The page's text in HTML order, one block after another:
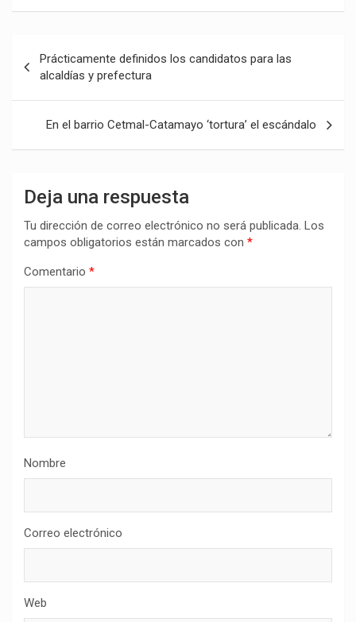
de
entradas
Prácticamente definidos los candidatos para las
alcaldías y prefectura
En el barrio Cetmal-Catamayo ‘tortura’ el escándalo
Deja una respuesta
Tu dirección de correo electrónico no será publicada. Los
campos obligatorios están marcados con *
Comentario *
Nombre
Correo electrónico
Web